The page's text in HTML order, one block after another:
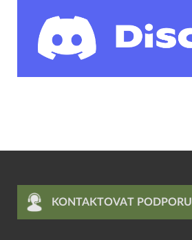
KONTAKTOVAT PODPORU